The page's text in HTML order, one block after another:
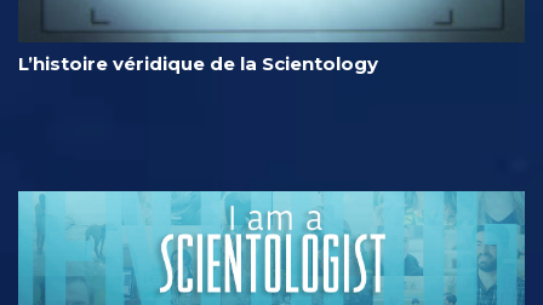
L’histoire véridique de la Scientology